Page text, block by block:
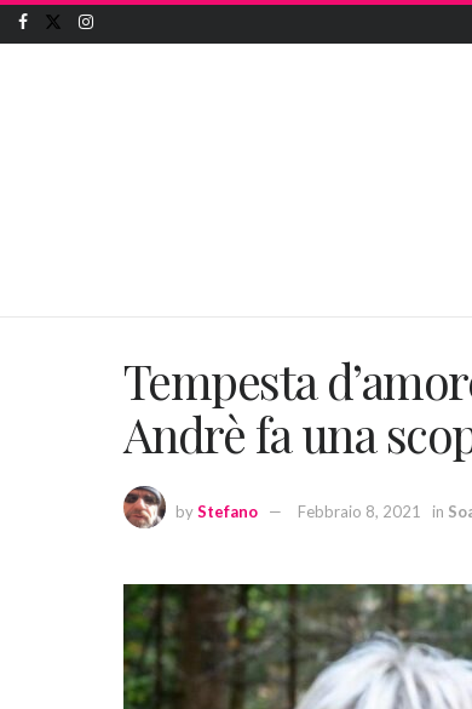
Tempesta
Andrè fa una
byStefano Febbraio 8, 2021 in